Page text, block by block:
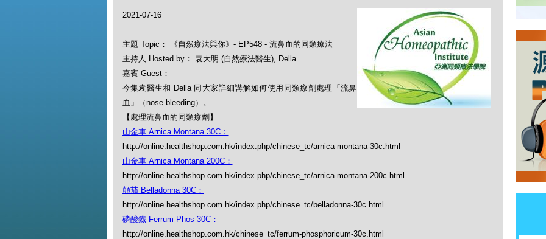
2021-07-16
主題 Topic： 《自然療法與你》- EP548 - 流鼻血的同類療法
主持人 Hosted by： 袁大明 (自然療法醫生), Della
嘉賓 Guest：
今集袁醫生和 Della 同大家詳細講解如何使用同類療劑處理「流鼻
血」（nose bleeding）。
【處理流鼻血的同類療劑】
山金車 Arnica Montana 30C：
http://online.healthshop.com.hk/index.php/chinese_tc/arnica-montana-30c.html
山金車 Arnica Montana 200C：
http://online.healthshop.com.hk/index.php/chinese_tc/arnica-montana-200c.html
顛茄 Belladonna 30C：
http://online.healthshop.com.hk/index.php/chinese_tc/belladonna-30c.html
磷酸鐡 Ferrum Phos 30C：
http://online.healthshop.com.hk/chinese_tc/ferrum-phosphoricum-30c.html